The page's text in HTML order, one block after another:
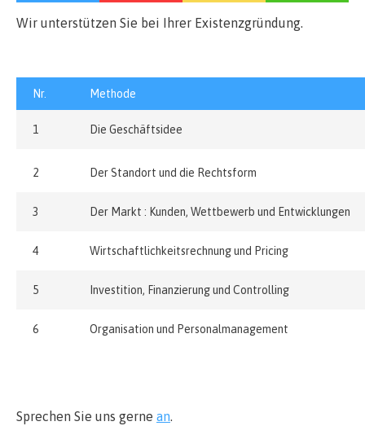
Wir unterstützen Sie bei Ihrer Existenzgründung.
Nr. Methode
1 Die Geschäftsidee
2 Der Standort und die Rechtsform
3 Der Markt : Kunden, Wettbewerb und Entwicklungen
4 Wirtschaftlichkeitsrechnung und Pricing
5 Investition, Finanzierung und Controlling
6 Organisation und Personalmanagement
Sprechen Sie uns gerne an.